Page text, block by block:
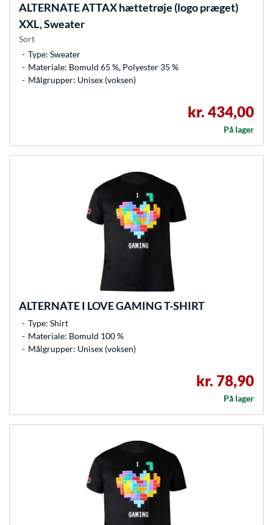
ALTERNATEATTAX hættetrøje (logo præget)
XXL, Sweater
Sort
Type: Sweater
Materiale: Bomuld 65 %, Polyester 35 %
Målgrupper: Unisex (voksen)
kr. 434,00
På lager
ALTERNATEI LOVE GAMING T-SHIRT
Type: Shirt
Materiale: Bomuld 100 %
Målgrupper: Unisex (voksen)
kr. 78,90
På lager